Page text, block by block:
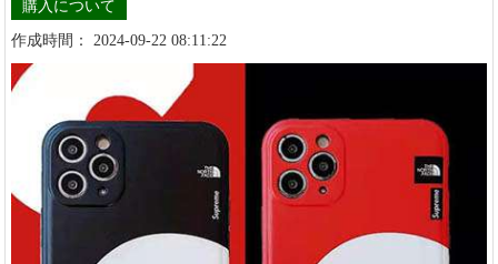
購入について
作成時間： 2024-09-22 08:11:22